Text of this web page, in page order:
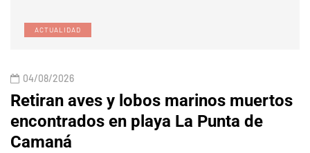
ACTUALIDAD
04/08/2026
Retiran aves y lobos marinos muertos
encontrados en playa La Punta de
Camaná